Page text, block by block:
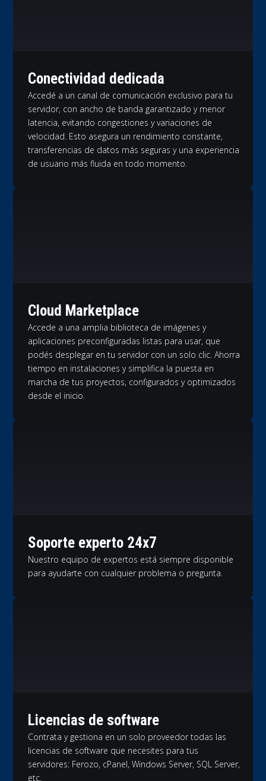
Conectividad dedicada
Accedé a un canal de comunicación exclusivo para tu
servidor, con ancho de banda garantizado y menor
latencia, evitando congestiones y variaciones de
velocidad. Esto asegura un rendimiento constante,
transferencias de datos más seguras y una experiencia
de usuario más fluida en todo momento.
Cloud Marketplace
Accede a una amplia biblioteca de imágenes y
aplicaciones preconfiguradas listas para usar, que
podés desplegar en tu servidor con un solo clic. Ahorra
tiempo en instalaciones y simplifica la puesta en
marcha de tus proyectos, configurados y optimizados
desde el inicio.
Soporte experto 24x7
Nuestro equipo de expertos está siempre disponible
para ayudarte con cualquier problema o pregunta.
Licencias de software
Contrata y gestiona en un solo proveedor todas las
licencias de software que necesites para tus
servidores: Ferozo, cPanel, Windows Server, SQL Server,
etc.